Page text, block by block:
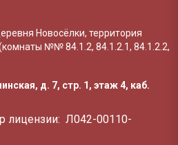
Новосёлки, территория
№№ 84.1.2, 84.1.2.1, 84.1.2.2,
д. 7, стр. 1, этаж 4, каб.
лицензии: Л042-00110-